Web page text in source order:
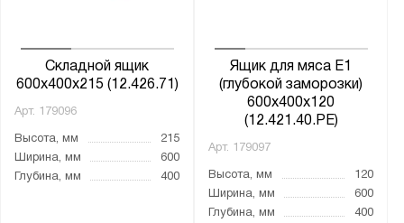
Складной ящик
600х400х215 (12.426.71)
Арт. 179096
Высота, мм
215
Ширина, мм
600
Глубина, мм
400
Ящик для мяса Е1
(глубокой заморозки)
600х400х120
(12.421.40.PE)
Арт. 179097
Высота, мм
120
Ширина, мм
600
Глубина, мм
400